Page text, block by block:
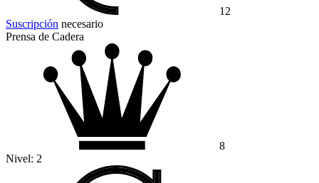
12
Suscripción necesario
Prensa de Cadera
8
Nivel: 2